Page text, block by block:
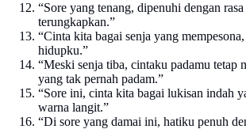
“Sore yang tenang, dipenuhi dengan
terungkapkan.”
“Cinta kita bagai senja yang
hidupku.”
“Meski senja tiba, cintaku padamu tetap
yang tak pernah padam.”
“Sore ini, cinta kita bagai lukisan indah
warna langit.”
“Di sore yang damai ini, hatiku penuh